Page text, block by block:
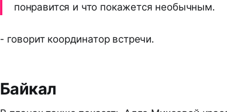
понравится и что покажется необычным.
- говорит координатор встречи.
Байкал